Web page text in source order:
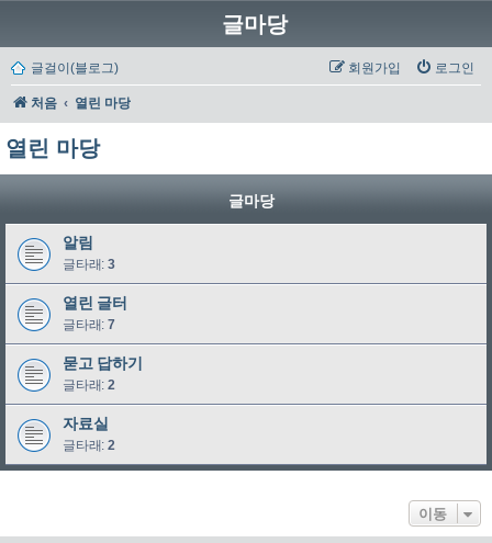
글마당
글걸이(블로그) 로그인
회원가입
처음 열린 마당
열린 마당
글마당
알림
글타래: 3
열린 글터
글타래: 7
묻고 답하기
글타래: 2
자료실
글타래: 2
이동